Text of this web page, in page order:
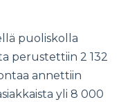
puoliskolla
perustettiin 2 132
annettiin
yli 8 000